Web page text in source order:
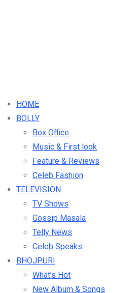
HOME
BOLLY
Box Office
Music & First look
Feature & Reviews
Celeb Fashion
TELEVISION
TV Shows
Gossip Masala
Telly News
Celeb Speaks
BHOJPURI
What’s Hot
New Album & Songs